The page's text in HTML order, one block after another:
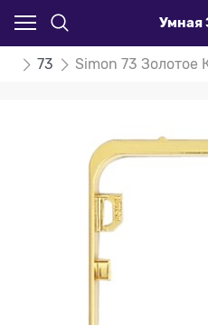
Умная
73 Simon 73 Золотое